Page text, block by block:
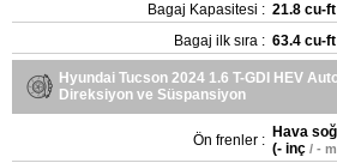
Bagaj Kapasitesi : 21.8 cu-ft
Bagaj ilk sıra : 63.4 cu-ft
Hyundai Tucson 2024 1.6 T-GDI HEV
Direksiyon ve Süspansiyon
Ön frenler : Hava
(- inç / -